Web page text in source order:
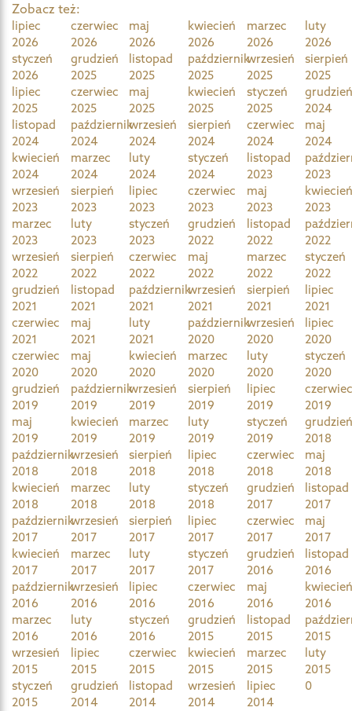
Zobacz też:
lipiec
2026
czerwiec
2026
maj
2026
kwiecień
2026
marzec
2026
luty
2026
styczeń
2026
grudzień
2025
listopad
2025
październik
2025
wrzesień
2025
sierpień
2025
lipiec
2025
czerwiec
2025
maj
2025
kwiecień
2025
styczeń
2025
2024
listopad
2024
październik
2024
wrzesień
2024
sierpień
2024
czerwiec
2024
maj
2024
kwiecień
2024
marzec
2024
luty
2024
styczeń
2024
listopad
2023
2023
wrzesień
2023
sierpień
2023
lipiec
2023
czerwiec
2023
maj
2023
2023
marzec
2023
luty
2023
styczeń
2023
grudzień
2022
listopad
2022
2022
wrzesień
2022
sierpień
2022
czerwiec
2022
maj
2022
marzec
2022
styczeń
2022
grudzień
2021
listopad
2021
październik
2021
wrzesień
2021
sierpień
2021
lipiec
2021
czerwiec
2021
maj
2021
luty
2021
październik
2020
wrzesień
2020
lipiec
2020
czerwiec
2020
maj
2020
kwiecień
2020
marzec
2020
luty
2020
styczeń
2020
grudzień
2019
październik
2019
wrzesień
2019
sierpień
2019
lipiec
2019
2019
maj
2019
kwiecień
2019
marzec
2019
luty
2019
styczeń
2019
2018
październik
2018
wrzesień
2018
sierpień
2018
lipiec
2018
czerwiec
2018
maj
2018
kwiecień
2018
marzec
2018
luty
2018
styczeń
2018
grudzień
2017
listopad
2017
październik
2017
wrzesień
2017
sierpień
2017
lipiec
2017
czerwiec
2017
maj
2017
kwiecień
2017
marzec
2017
luty
2017
styczeń
2017
grudzień
2016
listopad
2016
październik
2016
wrzesień
2016
lipiec
2016
czerwiec
2016
maj
2016
2016
marzec
2016
luty
2016
styczeń
2016
grudzień
2015
listopad
2015
2015
wrzesień
2015
lipiec
2015
czerwiec
2015
kwiecień
2015
marzec
2015
luty
2015
styczeń
2015
grudzień
2014
listopad
2014
wrzesień
2014
lipiec
2014
0